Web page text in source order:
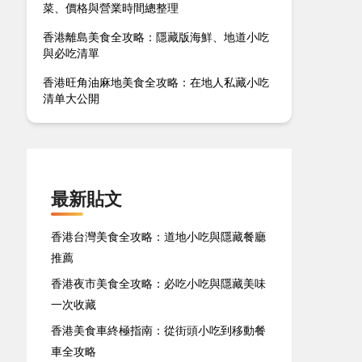
菜、價格與營業時間總整理
香港離島美食全攻略：隱藏版海鮮、地道小吃
與必吃清單
香港旺角油麻地美食全攻略：在地人私藏小吃
清单大公開
最新貼文
香港台灣美食全攻略：道地小吃與隱藏餐廳
推薦
香港夜市美食全攻略：必吃小吃與隱藏美味
一次收藏
香港美食車終極指南：從街頭小吃到移動餐
車全攻略